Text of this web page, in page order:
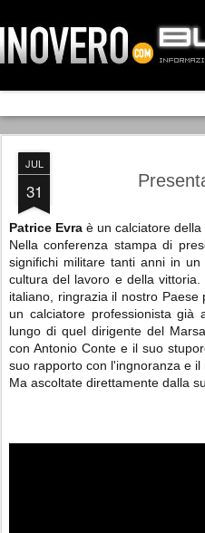
JUL
31
Patrice Evra è un calciatore della
Nella conferenza stampa di
significhi militare tanti anni in
cultura del lavoro e della
italiano, ringrazia il nostro
un calciatore professionista già
lungo di quel dirigente del
con Antonio Conte e il suo
suo rapporto con l'ingnoranza e il
Ma ascoltate direttamente dalla